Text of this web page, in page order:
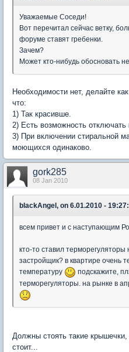
Уважаемые Соседи!
Вот перечитал сейчас ветку,
форуме ставят гребенки.
Зачем?
Может кто-нибудь обосновать
Необходимости нет, делайте
что:
1) Так красивше.
2) Есть возможность отключать
3) При включении стиральной
моющихся одинаково.
gork285
08 Jan 2010
blackAngel, on 6.01.2010 - 19:27:
всем привет и с наступающим
кто-то ставил
застройщик? в квартире очень
температуру
подскажите,
терморегуляторы. на рынке в
Должны стоять такие
стоит...